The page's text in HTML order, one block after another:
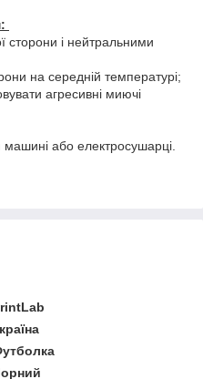
сторони і нейтральними
на середній температурі;
агресивні миючі
або електросушарці.